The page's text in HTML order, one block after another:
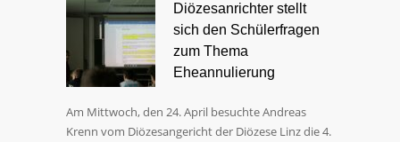
Diözesanrichter stellt
sich den Schülerfragen
zum Thema
Eheannulierung
Am Mittwoch, den 24. April besuchte Andreas
Krenn vom Diözesangericht der Diözese Linz die 4.